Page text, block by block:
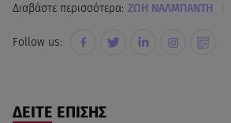
Διαβάστε περισσότερα: ΖΩΗ ΝΑΛΜΠΑΝΤΗ
Follow us:
ΔΕΙΤΕ ΕΠΙΣΗΣ